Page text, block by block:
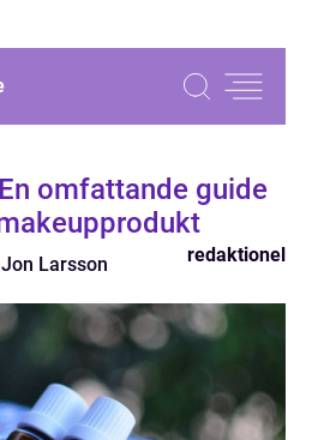
omfattande guide
Jon Larsson redaktionel